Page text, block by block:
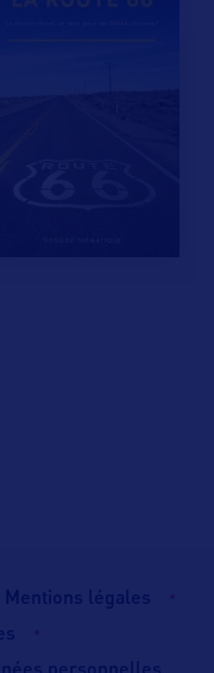
Mentions légales
personnelles